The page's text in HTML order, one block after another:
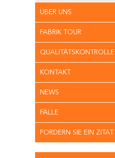
ÜBER UNS
FABRIK TOUR
QUALITÄTSKONTROLLE
KONTAKT
NEWS
FÄLLE
FORDERN SIE EIN ZITAT